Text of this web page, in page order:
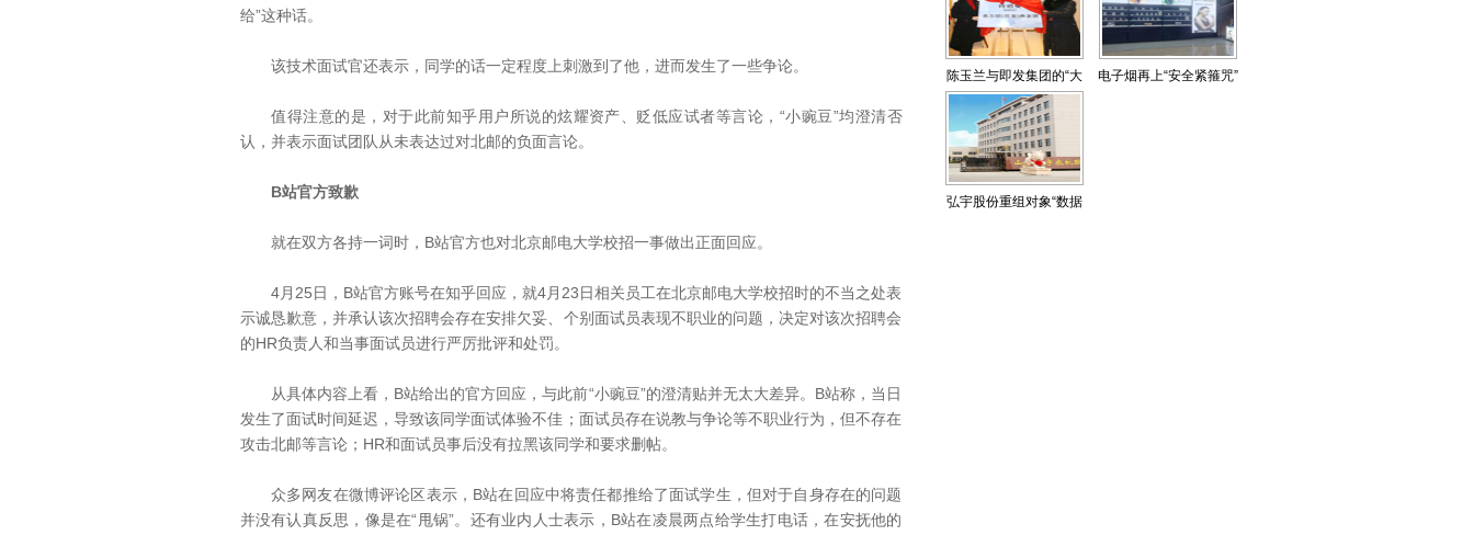
给”这种话。
该技术面试官还表示，同学的话一定程度上刺激到了他，进而发生了一些争论。
值得注意的是，对于此前知乎用户所说的炫耀资产、贬低应试者等言论，“小豌豆”均澄清否
认，并表示面试团队从未表达过对北邮的负面言论。
B站官方致歉
就在双方各持一词时，B站官方也对北京邮电大学校招一事做出正面回应。
4月25日，B站官方账号在知乎回应，就4月23日相关员工在北京邮电大学校招时的不当之处表
示诚恳歉意，并承认该次招聘会存在安排欠妥、个别面试员表现不职业的问题，决定对该次招聘会
的HR负责人和当事面试员进行严厉批评和处罚。
从具体内容上看，B站给出的官方回应，与此前“小豌豆”的澄清贴并无太大差异。B站称，当日
发生了面试时间延迟，导致该同学面试体验不佳；面试员存在说教与争论等不职业行为，但不存在
攻击北邮等言论；HR和面试员事后没有拉黑该同学和要求删帖。
众多网友在微博评论区表示，B站在回应中将责任都推给了面试学生，但对于自身存在的问题
并没有认真反思，像是在“甩锅”。还有业内人士表示，B站在凌晨两点给学生打电话，在安抚他的
陈玉兰与即发集团的“大
江大河”
电子烟再上“安全紧箍咒”
弘宇股份重组对象“数据